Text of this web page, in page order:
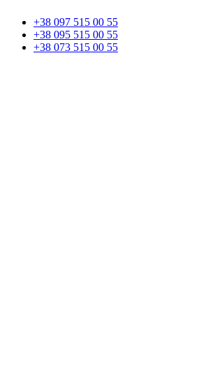
+38 097 515 00 55
+38 095 515 00 55
+38 073 515 00 55